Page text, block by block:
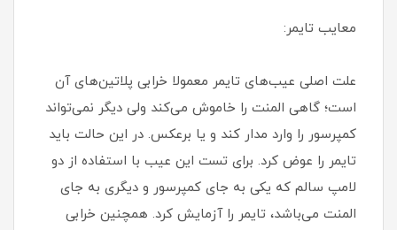
معایب تایمر:
علت اصلی عیب‌های تایمر معمولا خرابی پلاتین‌های آن
است؛ گاهی المنت را خاموش می‌کند ولی دیگر نمی‌تواند
کمپرسور را وارد مدار کند و یا برعکس. در این حالت باید
تایمر را عوض کرد. برای تست این عیب با استفاده از دو
لامپ سالم که یکی به جای کمپرسور و دیگری به جای
المنت می‌باشد، تایمر را آزمایش کرد. همچنین خرابی